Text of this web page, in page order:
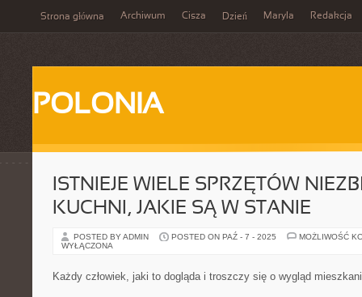
Strona główna Archiwum Cisza Dzień Maryla Redakcja
POLONIA
ISTNIEJE WIELE SPRZĘTÓW
KUCHNI, JAKIE SĄ W STANIE
POSTED BY ADMIN POSTED ON PAŹ - 7 - 2025
MOŻLIWOŚĆ
WYŁĄCZONA
Każdy człowiek, jaki to dogląda i troszczy się o wygląd